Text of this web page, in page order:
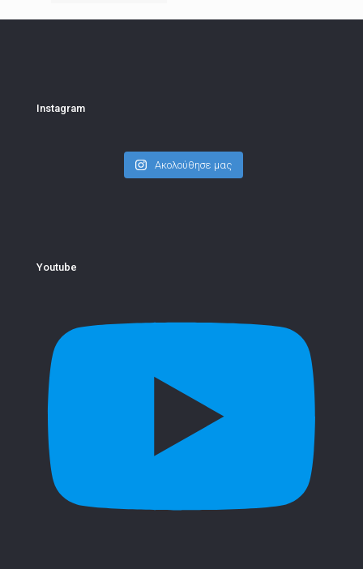
Instagram
Ακολούθησε μας
Youtube